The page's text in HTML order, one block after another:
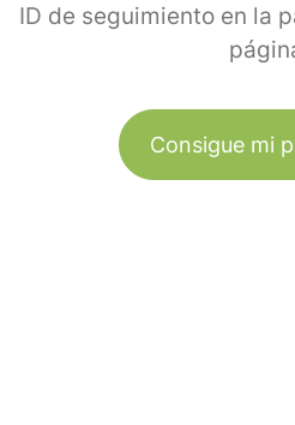
ID de seguimiento en la
Consigue mi